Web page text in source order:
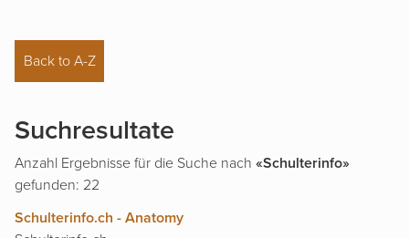
Back to A-Z
Suchresultate
Anzahl Ergebnisse für die Suche nach «Schulterinfo»
gefunden: 22
Schulterinfo.ch - Anatomy